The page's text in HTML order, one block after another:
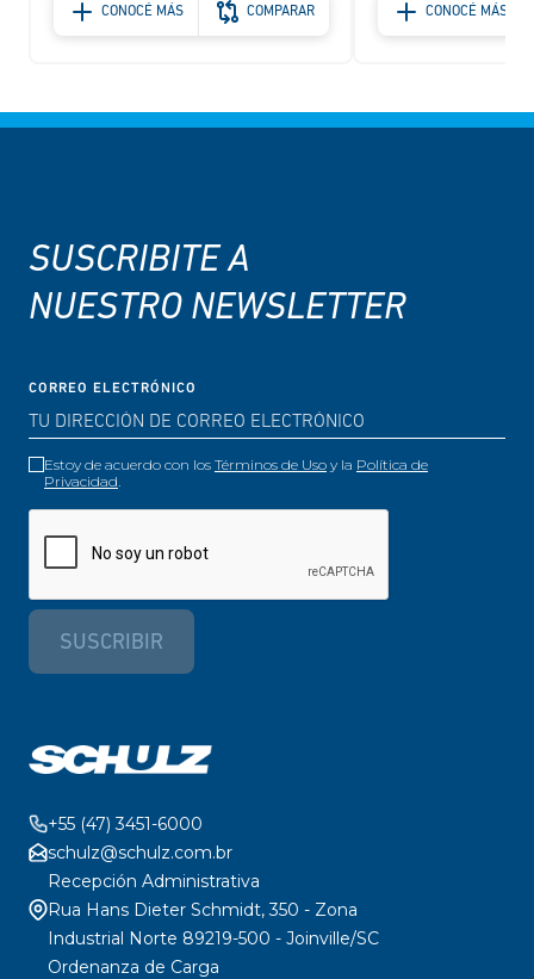
CONOCÉ MÁS COMPARAR CONOCÉ MÁS
SUSCRIBITE A
NUESTRO NEWSLETTER
CORREO ELECTRÓNICO
Estoy de acuerdo con los Términos de Uso y la Política de
Privacidad.
SUSCRIBIR
+55 (47) 3451-6000
schulz@schulz.com.br
Recepción Administrativa
Rua Hans Dieter Schmidt, 350 - Zona
Industrial Norte 89219-500 - Joinville/SC
Ordenanza de Carga